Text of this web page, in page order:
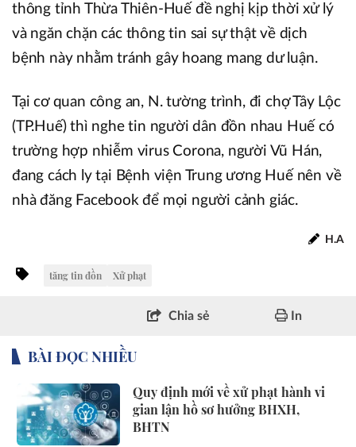
thông tỉnh Thừa Thiên-Huế đề nghị kịp thời xử lý
và ngăn chặn các thông tin sai sự thật về dịch
bệnh này nhằm tránh gây hoang mang dư luận.
Tại cơ quan công an, N. tường trình, đi chợ Tây Lộc
(TP.Huế) thì nghe tin người dân đồn nhau Huế có
trường hợp nhiễm virus Corona, người Vũ Hán,
đang cách ly tại Bệnh viện Trung ương Huế nên về
nhà đăng Facebook để mọi người cảnh giác.
H.A
tăng tin đồn Xử phạt
Chia sẻ In
BÀI ĐỌC NHIỀU
Quy định mới về xử phạt hành vi
gian lận hồ sơ hưởng BHXH,
BHTN